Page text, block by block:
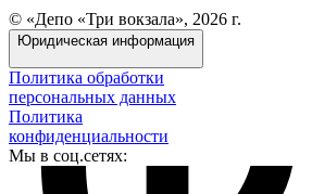
© «Депо «Три вокзала», 2026 г.
Юридическая информация
Политика обработки
персональных данных
Политика
конфиденциальности
Мы в соц.сетях: